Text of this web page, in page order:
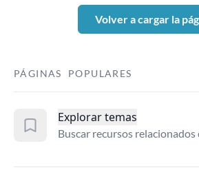
Volver a cargar la
PÁGINAS POPULARES
Explorar temas
Buscar recursos relacionados